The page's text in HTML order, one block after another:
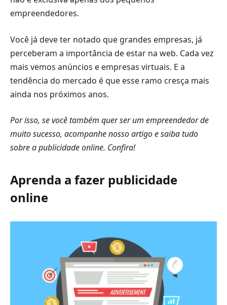
empreendedores.
Você já deve ter notado que grandes empresas, já
perceberam a importância de estar na web. Cada vez
mais vemos anúncios e empresas virtuais. E a
tendência do mercado é que esse ramo cresça mais
ainda nos próximos anos.
Por isso, se você também quer ser um empreendedor de
muito sucesso, acompanhe nosso artigo e saiba tudo
sobre a publicidade online. Confira!
Aprenda a fazer publicidade
online